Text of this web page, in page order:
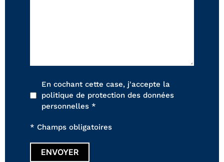
En cochant cette case, j'accepte la
politique de protection des données
personnelles *
* Champs obligatoires